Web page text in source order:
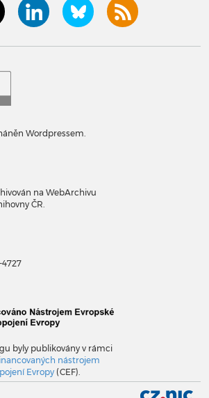
Wordpressem.
na WebArchivu
ČR.
4727
byly publikovány v rámci
nástrojem
Evropy (CEF).